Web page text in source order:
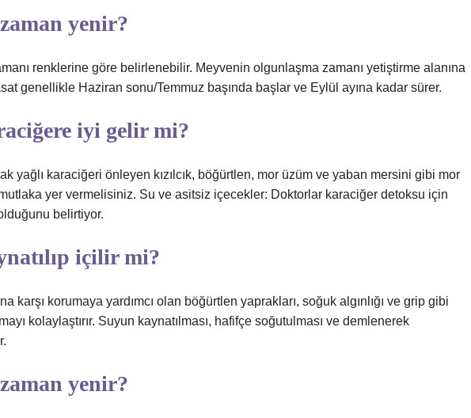
yenir?
renklerine göre belirlenebilir. Meyvenin olgunlaşma zamanı yetiştirme alanına
genellikle Haziran sonu/Temmuz başında başlar ve Eylül ayına kadar sürer.
iyi gelir mi?
yağlı karaciğeri önleyen kızılcık, böğürtlen, mor üzüm ve yaban mersini gibi mor
yer vermelisiniz. Su ve asitsiz içecekler: Doktorlar karaciğer detoksu için
belirtiyor.
içilir mi?
karşı korumaya yardımcı olan böğürtlen yaprakları, soğuk algınlığı ve grip gibi
kolaylaştırır. Suyun kaynatılması, hafifçe soğutulması ve demlenerek
yenir?